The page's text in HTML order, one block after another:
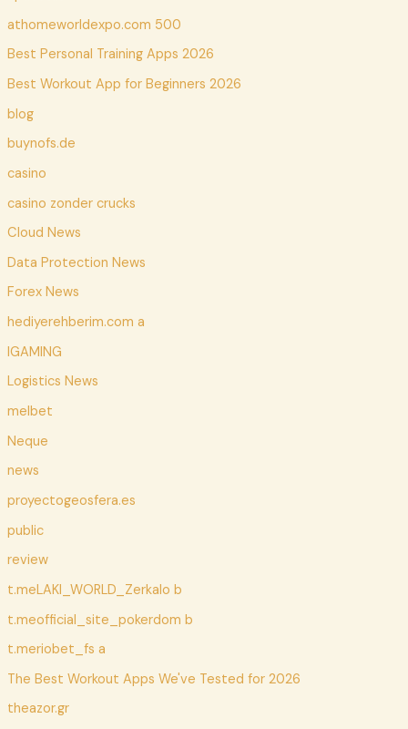
athomeworldexpo.com 500
Best Personal Training Apps 2026
Best Workout App for Beginners 2026
blog
buynofs.de
casino
casino zonder crucks
Cloud News
Data Protection News
Forex News
hediyerehberim.com a
IGAMING
Logistics News
melbet
Neque
news
proyectogeosfera.es
public
review
t.meLAKI_WORLD_Zerkalo b
t.meofficial_site_pokerdom b
t.meriobet_fs a
The Best Workout Apps We've Tested for 2026
theazor.gr